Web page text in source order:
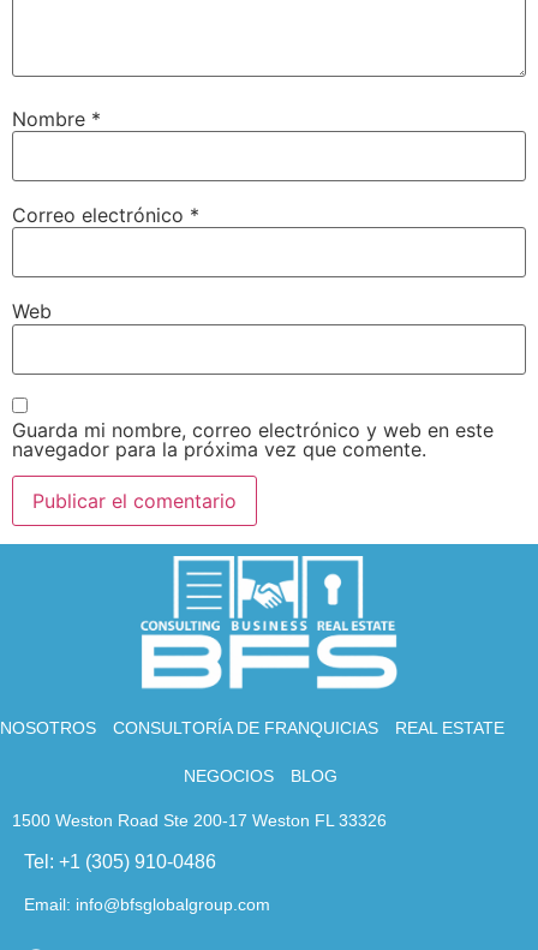
Nombre *
Correo electrónico *
Web
Guarda mi nombre, correo electrónico y web en este
navegador para la próxima vez que comente.
NOSOTROS CONSULTORÍA DE FRANQUICIAS REAL ESTATE
NEGOCIOS BLOG
1500 Weston Road Ste 200-17 Weston FL 33326
Tel: +1 (305) 910-0486
Email: info@bfsglobalgroup.com